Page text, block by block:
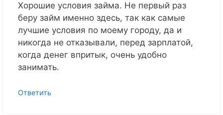
Хорошие условия займа. Не первый раз
беру займ именно здесь, так как самые
лучшие условия по моему городу, да и
никогда не отказывали, перед зарплатой,
когда денег впритык, очень удобно
занимать.
Ответить